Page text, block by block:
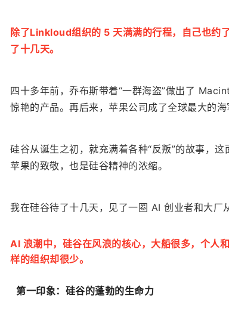
除了Linkloud组织的 5 天满满的行程，自己也约
了十几天。
四十多年前，乔布斯带着“一群海盗”做出了
惊艳的产品。再后来，苹果公司成了全球最大的海
硅谷从诞生之初，就充满着各种“反叛”的故事，
苹果的致敬，也是硅谷精神的浓缩。
我在硅谷待了十几天，见了一圈 AI 创业者和大厂
AI 浪潮中，硅谷在风浪的核心，大船很多，个人
样的组织却很少。
第一印象：硅谷的蓬勃的生命力